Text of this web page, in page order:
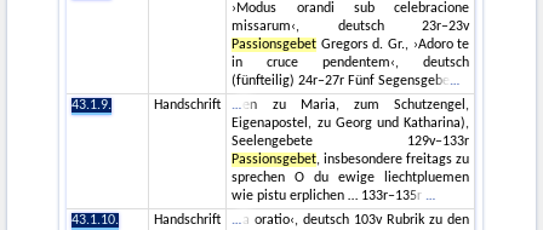
›Modus orandi sub celebracione
missarum‹, deutsch 23r–23v
Passionsgebet Gregors d. Gr., ›Adoro te
in cruce pendentem‹, deutsch
(fünfteilig) 24r–27r Fünf Segensgebe
43.1.9.
Handschrift
en zu Maria, zum Schutzengel,
Eigenapostel, zu Georg und Katharina),
Seelengebete 129v–133r
Passionsgebet, insbesondere freitags zu
sprechen O du ewige liechtpluemen
wie pistu erplichen … 133r–135r
43.1.10.
Handschrift
a oratio‹, deutsch 103v Rubrik zu den